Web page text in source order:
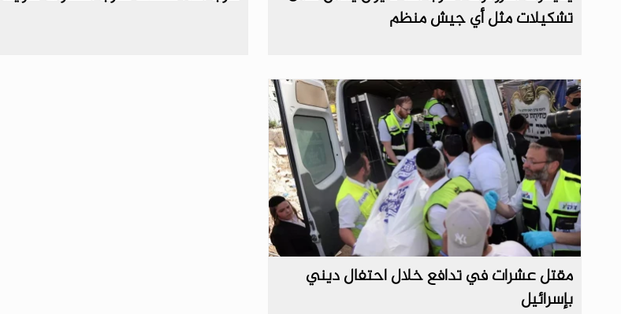
تشكيلات مثل أي جيش منظم
مقتل عشرات في تدافع خلال احتفال ديني
بإسرائيل